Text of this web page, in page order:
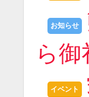
お知らせ
ら
イベント